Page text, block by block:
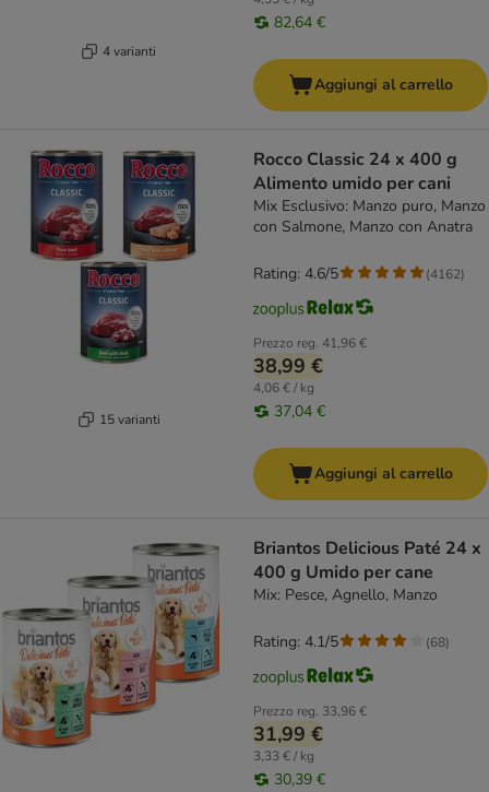
4 varianti
82,64 €
Aggiungi al carrello
15 varianti
Rocco Classic 24 x 400 g
Alimento umido per cani
Mix Esclusivo: Manzo puro, Manzo
con Salmone, Manzo con Anatra
Prezzo reg. 41,96 €
38,99 €
4,06 € / kg
37,04 €
Rating: 4.6/5 (4162)
Aggiungi al carrello
Briantos Delicious Paté 24 x
400 g Umido per cane
Mix: Pesce, Agnello, Manzo
Prezzo reg. 33,96 €
31,99 €
3,33 € / kg
30,39 €
Rating: 4.1/5 (68)